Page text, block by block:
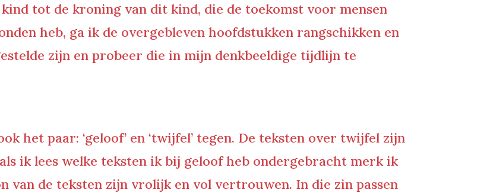
tot de kroning van dit kind, die de toekomst voor mensen
heb, ga ik de overgebleven hoofdstukken rangschikken en
zijn en probeer die in mijn denkbeeldige tijdlijn te
het paar: ‘geloof’ en ‘twijfel’ tegen. De teksten over twijfel zijn
ik lees welke teksten ik bij geloof heb ondergebracht merk ik
van de teksten zijn vrolijk en vol vertrouwen. In die zin passen